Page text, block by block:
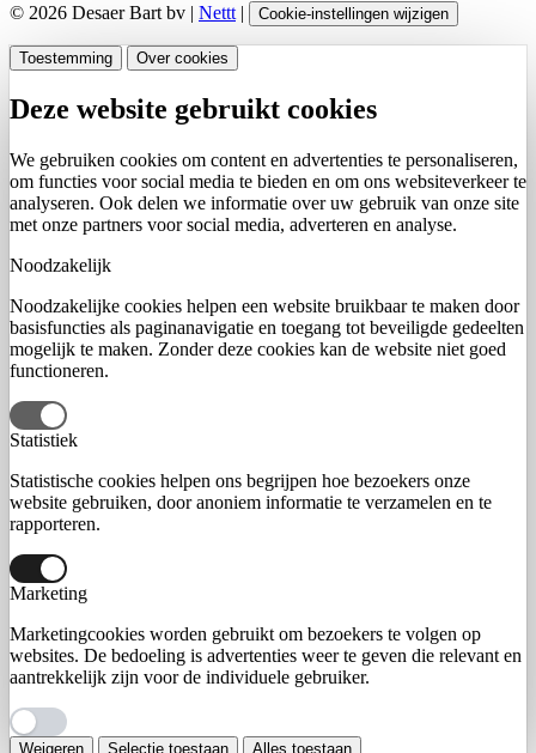
© 2026 Desaer Bart bv | Nettt | Cookie-instellingen wijzigen
Toestemming Over cookies
Deze website gebruikt cookies
We gebruiken cookies om content en advertenties te personaliseren,
om functies voor social media te bieden en om ons websiteverkeer te
analyseren. Ook delen we informatie over uw gebruik van onze site
met onze partners voor social media, adverteren en analyse.
Noodzakelijk
Noodzakelijke cookies helpen een website bruikbaar te maken door
basisfuncties als paginanavigatie en toegang tot beveiligde gedeelten
mogelijk te maken. Zonder deze cookies kan de website niet goed
functioneren.
Statistiek
Statistische cookies helpen ons begrijpen hoe bezoekers onze
website gebruiken, door anoniem informatie te verzamelen en te
rapporteren.
Marketing
Marketingcookies worden gebruikt om bezoekers te volgen op
websites. De bedoeling is advertenties weer te geven die relevant en
aantrekkelijk zijn voor de individuele gebruiker.
Weigeren Selectie toestaan Alles toestaan